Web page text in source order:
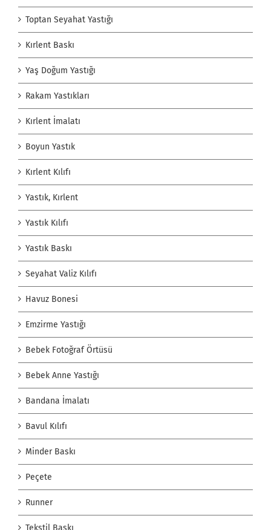
Toptan Seyahat Yastığı
Kırlent Baskı
Yaş Doğum Yastığı
Rakam Yastıkları
Kırlent İmalatı
Boyun Yastık
Kırlent Kılıfı
Yastık, Kırlent
Yastık Kılıfı
Yastık Baskı
Seyahat Valiz Kılıfı
Havuz Bonesi
Emzirme Yastığı
Bebek Fotoğraf Örtüsü
Bebek Anne Yastığı
Bandana İmalatı
Bavul Kılıfı
Minder Baskı
Peçete
Runner
Tekstil Baskı